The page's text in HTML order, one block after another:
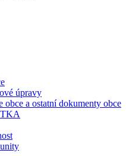
úpravy
obce a ostatní dokumenty obce